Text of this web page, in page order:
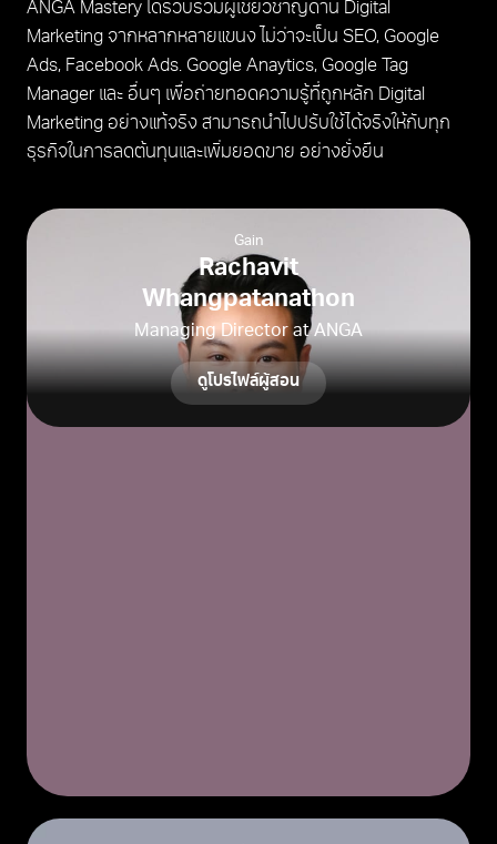
ANGA Mastery ได้รวบรวมผู้เชี่ยวชาญด้าน Digital
Marketing จากหลากหลายแขนง ไม่ว่าจะเป็น SEO, Google
Ads, Facebook Ads. Google Anaytics, Google Tag
Manager และ อื่นๆ เพื่อถ่ายทอดความรู้ที่ถูกหลัก Digital
Marketing อย่างแท้จริง สามารถนำไปปรับใช้ได้จริงให้กับทุก
ธุรกิจในการลดต้นทุนและเพิ่มยอดขาย อย่างยั่งยืน
Gain
Rachavit
Whangpatanathon
Managing Director at ANGA
ดูโปรไฟล์ผู้สอน